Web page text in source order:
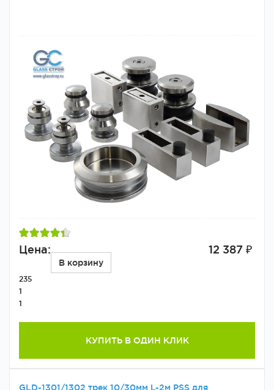
Цена: 12 387 ₽
В корзину
235
1
1
КУПИТЬ В ОДИН КЛИК
GLD-1301/1302 трек 10/30мм L-2м PSS для